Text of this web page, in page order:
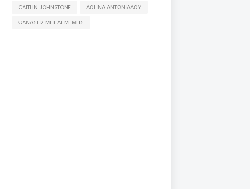
CAITLIN JOHNSTONE
ΑΘΗΝΑ ΑΝΤΩΝΙΑΔΟΥ
ΘΑΝΑΣΗΣ ΜΠΕΛΕΜΕΜΗΣ